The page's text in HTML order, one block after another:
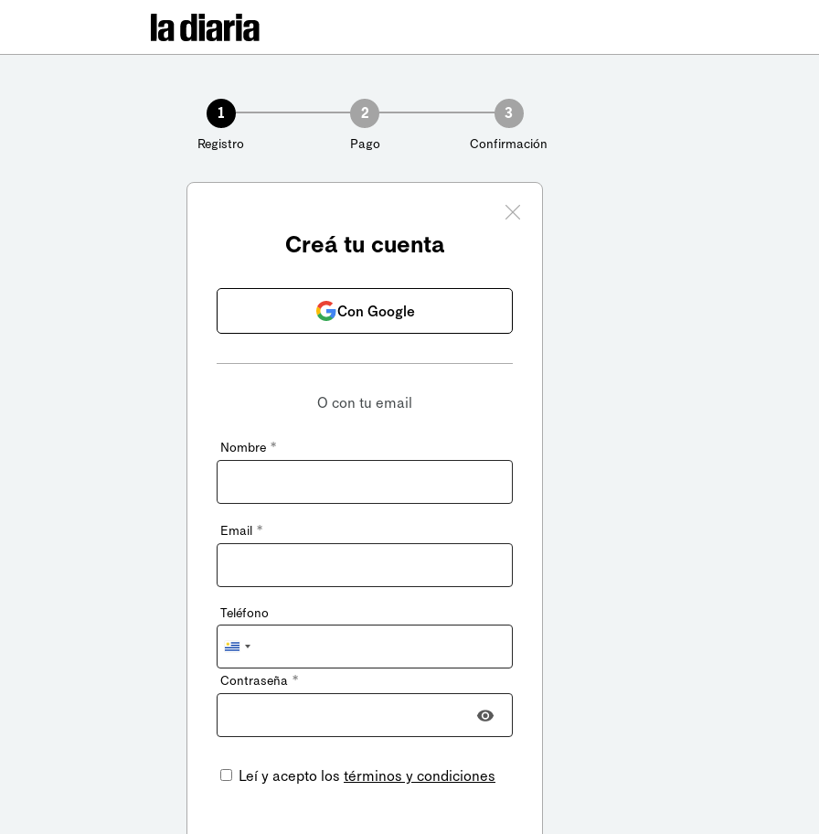
1
Registro
2
Pago
3
Confirmación
Creá tu cuenta
Con Google
O con tu email
Nombre *
Email *
Teléfono
Uruguay
+598
Contraseña *
Leí y acepto los términos y condiciones